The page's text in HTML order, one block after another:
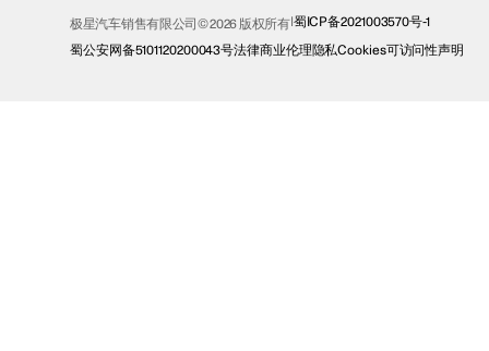
极星汽车销售有限公司© 2026 版权所有 蜀ICP备2021003570号-1
蜀公安网备5101120200043号法律商业伦理隐私Cookies可访问性声明